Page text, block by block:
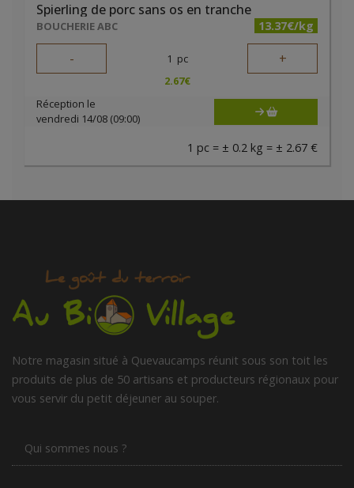
Spierling de porc sans os en tranche
BOUCHERIE ABC 13.37€/kg
- 1 pc +
2.67€
Réception le
vendredi 14/08 (09:00)
1 pc = ± 0.2 kg = ± 2.67 €
Notre magasin situé à Quevaucamps réunit sous son toit les
produits de plus de 50 artisans et producteurs régionaux pour
vous servir du petit déjeuner au souper.
Qui sommes nous ?